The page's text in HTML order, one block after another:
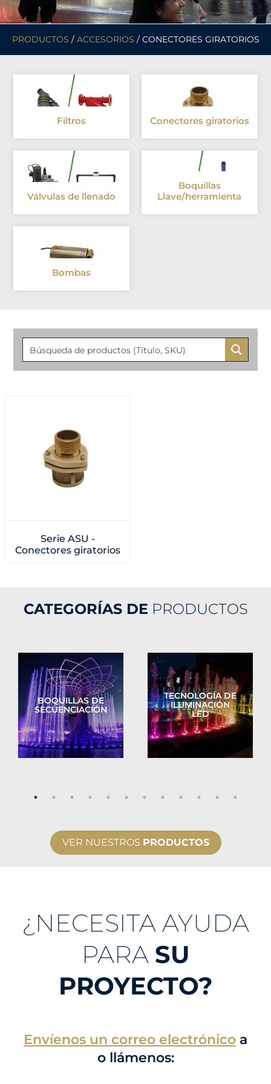
PRODUCTOS / ACCESORIOS / CONECTORES GIRATORIOS
Filtros Conectores giratorios
Válvulas de llenado
Boquillas
Llave/herramienta
Bombas
Serie ASU -
Conectores giratorios
CATEGORÍAS DE PRODUCTOS
BOQUILLAS DE
SECUENCIACIÓN
TECNOLOGÍA DE
ILUMINACIÓN
LED
VER NUESTROS PRODUCTOS
¿NECESITA AYUDA
PARA SU
PROYECTO?
Envíenos un correo electrónico a
o llámenos: